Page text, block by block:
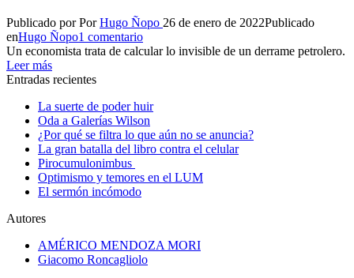
Publicado por PorHugo Ñopo 26 de enero de 2022Publicado
enHugo Ñopo1 comentario
Un economista trata de calcular lo invisible de un derrame petrolero.
Leer más
Entradas recientes
La suerte de poder huir
Oda a Galerías Wilson
¿Por qué se filtra lo que aún no se anuncia?
La gran batalla del libro contra el celular
Pirocumulonimbus
Optimismo y temores en el LUM
El sermón incómodo
Autores
AMÉRICO MENDOZA MORI
Giacomo Roncagliolo